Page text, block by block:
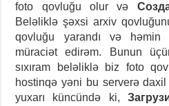
foto qovluğu olur və
Beləliklə şəxsi arxiv
qovluğu yarandı və həmin
müraciət edirəm. Bunun
sıxıram beləliklə biz foto
hostinqə yəni bu serverə daxil
yuxarı küncündə ki,